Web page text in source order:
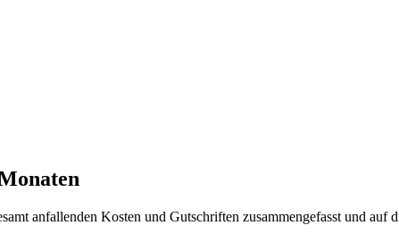
anfallenden Kosten und Gutschriften zusammengefasst und